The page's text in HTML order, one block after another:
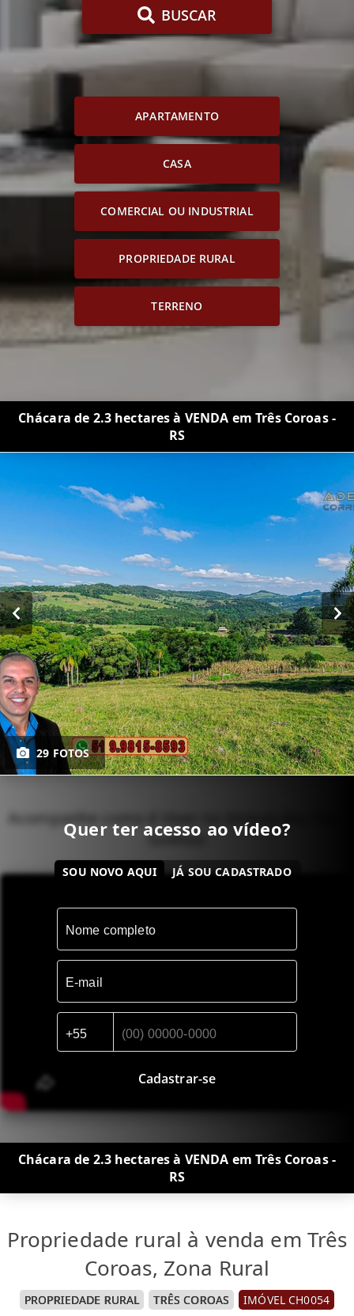
BUSCAR
APARTAMENTO
CASA
COMERCIAL OU INDUSTRIAL
PROPRIEDADE RURAL
TERRENO
Chácara de 2.3 hectares à VENDA em Três Coroas -
RS
29 FOTOS
Quer ter acesso ao vídeo?
SOU NOVO AQUI JÁ SOU CADASTRADO
Cadastrar-se
Acompanhe como é Viver no Imóvel dos Seus
Sonhos!
Chácara de 2.3 hectares à VENDA em Três Coroas -
RS
Propriedade rural à venda em Três
Coroas, Zona Rural
PROPRIEDADE RURAL TRÊS COROAS IMÓVEL CH0054